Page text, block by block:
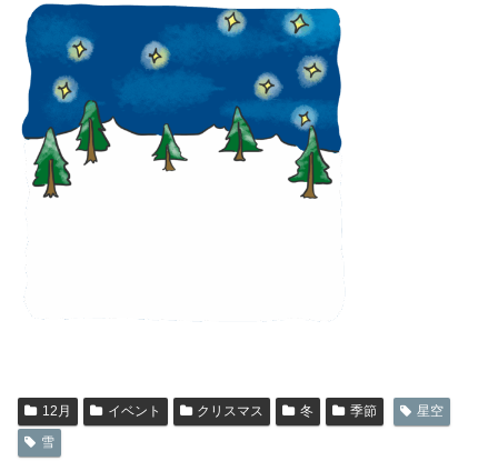
12月 イベント クリスマス 冬 季節
星空
雪